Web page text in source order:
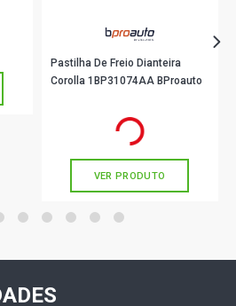
Pastilha De Freio Dianteira
Corolla 1BP31074AA BProauto
em até 4x de
VER PRODUTO
4 5 6 7 8